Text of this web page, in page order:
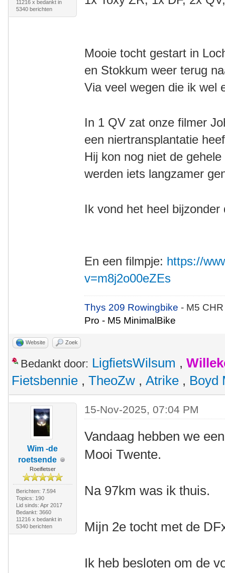
11216 x bedankt in
5340 berichten
Mooie tocht gestart in
en Stokkum weer terug
Via veel wegen die ik wel
In 1 QV zat onze filmer
een niertransplantatie
Hij kon nog niet de
werden iets langzamer
Ik vond het heel
En een filmpje: https://
v=m8j2o00eZEs
Thys 209 Rowingbike- M5
Pro - M5 MinimalBike
Website Zoek
Bedankt door: LigfietsWilsum ,
Fietsbennie , TheoZw , Atrike , Boyd
Wim -de
roetsende
Roeifietser
Berichten: 7.594
Topics: 190
Lid sinds: Apr 2017
Bedankt: 3660
11216 x bedankt in
5340 berichten
15-Nov-2025, 07:04 PM
Vandaag hebben we
Mooi Twente.
Na 97km was ik thuis.
Mijn 2e tocht met de
Ik heb besloten om de